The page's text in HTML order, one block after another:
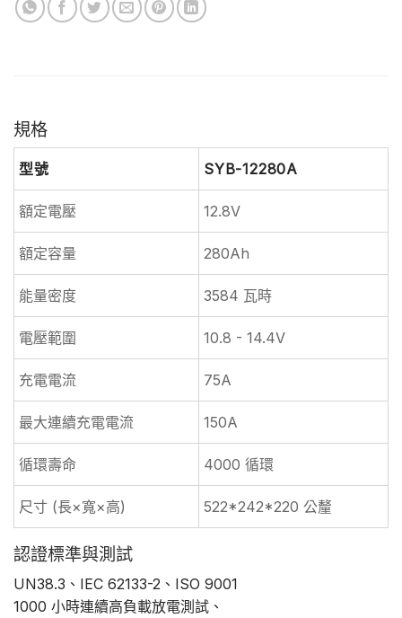
規格
型號 SYB-12280A
額定電壓 12.8V
額定容量 280Ah
能量密度 3584 瓦時
電壓範圍 10.8 - 14.4V
充電電流 75A
最大連續充電電流 150A
循環壽命 4000 循環
尺寸 (長×寬×高) 522*242*220 公釐
認證標準與測試
UN38.3、IEC 62133-2、ISO 9001
1000 小時連續高負載放電測試、